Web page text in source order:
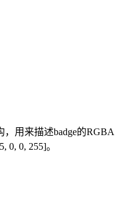
用来描述badge的RGBA
0, 0, 255]。